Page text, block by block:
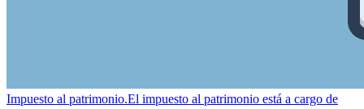
Impuesto al patrimonio.El impuesto al patrimonio está a cargo de